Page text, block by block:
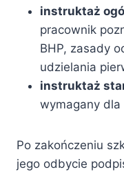
instruktaż
pracownik
BHP, zasady
udzielania
instruktaż
wymagany
Po zakończeniu
jego odbycie